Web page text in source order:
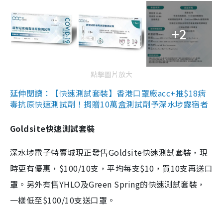
+2
點擊圖片放大
延伸閱讀：【快速測試套裝】香港口罩廠acc+推$18病
毒抗原快速測試劑！捐贈10萬盒測試劑予深水埗露宿者
Goldsite快速測試套裝
深水埗電子特賣城現正發售Goldsite快速測試套裝，現
時更有優惠，$100/10支，平均每支$10，買10支再送口
罩。另外有售YHLO及Green Spring的快速測試套裝，
一樣低至$100/10支送口罩。